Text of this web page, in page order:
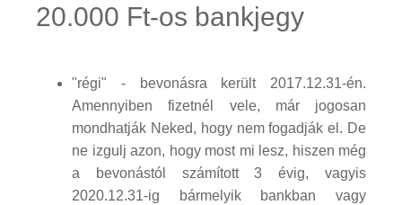
20.000 Ft-os bankjegy
"régi" - bevonásra került 2017.12.31-én.
Amennyiben fizetnél vele, már jogosan
mondhatják Neked, hogy nem fogadják el. De
ne izgulj azon, hogy most mi lesz, hiszen még
a bevonástól számított 3 évig, vagyis
2020.12.31-ig bármelyik bankban vagy